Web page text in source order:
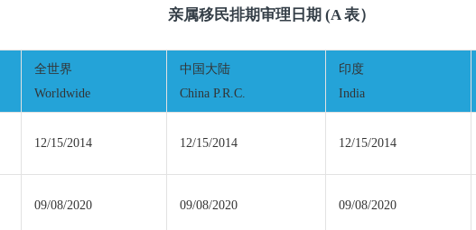
亲属移民排期审理日期 (A 表）
全世界
Worldwide
中国大陆
China P.R.C.
印度
India
12/15/2014 12/15/2014 12/15/2014
09/08/2020 09/08/2020 09/08/2020